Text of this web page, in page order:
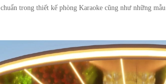
trong thiết kế phòng Karaoke cũng như những